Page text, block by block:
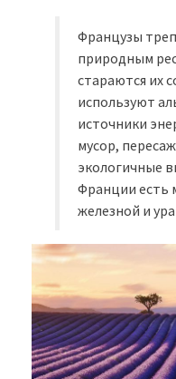
Французы
природным
стараются их
используют
источники
мусор,
экологичные
Франции есть
железной и